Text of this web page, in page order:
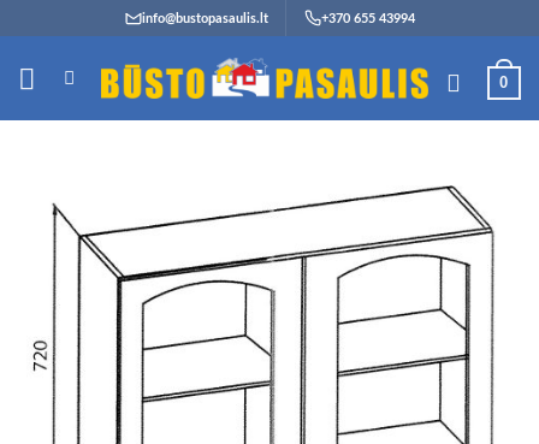
content
info@bustopasaulis.lt +370 655 43994
0